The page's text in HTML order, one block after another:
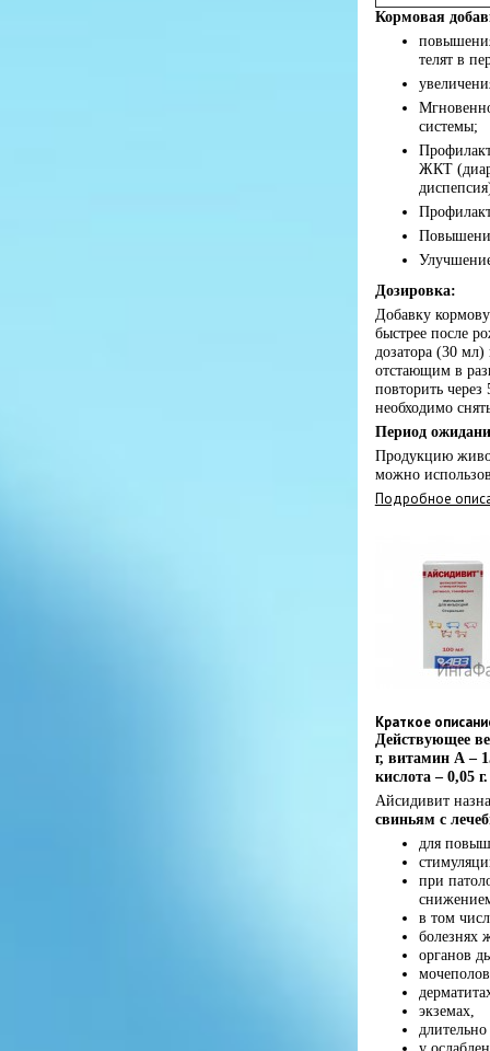
Кормовая
телят в
системы;
ЖКТ
Дозировка:
Добавку
быстрее после
дозатора (30
отстающим в
повторить
необходимо
Период
Продукцию
можно
Подробное
Краткое
Действующее
г, витамин А –
кислота – 0,05 г.
Айсидивит
свиньям с
для
при
в том
болезнях
органов
экземах,